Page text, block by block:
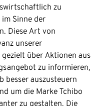
zu
Sinne der
Diese Art von
unserer
über Aktionen aus
zu informieren,
besser auszusteuern
um die Marke Tchibo
zu gestalten. Die